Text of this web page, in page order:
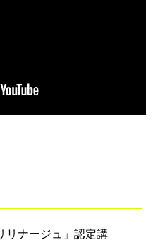
リナージュ」認定講